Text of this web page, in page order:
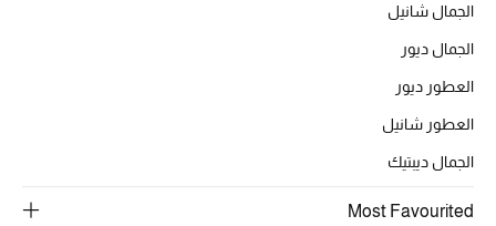
جميع الإكسسورات النسائية
تسوقوا للنساء
الجمال شانيل
الجمال ديور
العطور ديور
العطور شانيل
الجمال ديبتيك
Most Favourited